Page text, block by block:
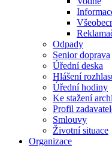
Odpady
Senior doprava
Úřední deska
Hlášení
Úřední hodiny
Ke stažení
Profil
Smlouvy
Životní situace
Organizace